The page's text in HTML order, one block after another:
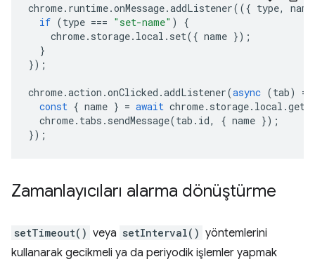
chrome. runtime.onMessage.addListener(({ type,
name
if (type === "set-name" )
{
chrome. storage. local . set({ name });
}
});
chrome.action .onClicked .addListener(async (tab)
=>
const { name } = await chrome. storage. local .get
chrome. tabs . sendMessage(tab . id, { name });
});
Zamanlayıcıları alarma dönüştürme
setTimeout() veya setInterval() yöntemlerini
kullanarak gecikmeli ya da periyodik işlemler yapmak